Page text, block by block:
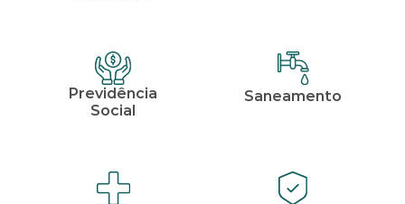
Previdência
Social
Saneamento